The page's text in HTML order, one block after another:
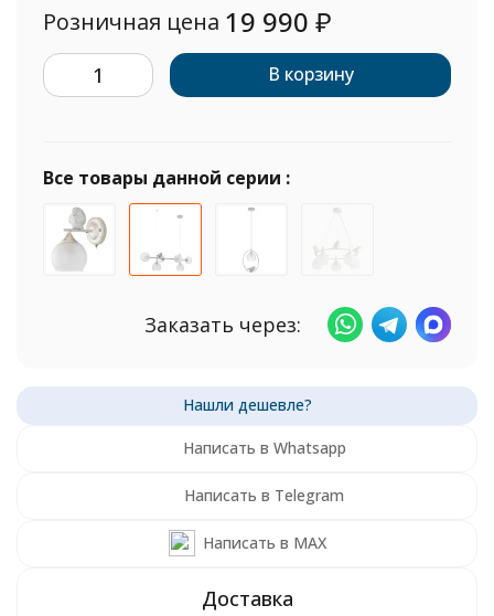
Розничная цена 19 990 ₽
В корзину
Все товары данной серии :
Заказать через:
Написать в Whatsapp
Написать в Telegram
Написать в MAX